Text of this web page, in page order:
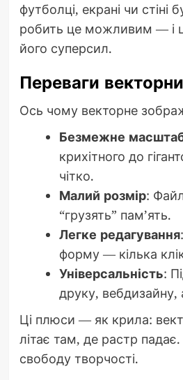
футболці, екрані чи стіні
робить це можливим — і
його суперсил.
Переваги
Ось чому векторне
Безмежне
крихітного до
чітко.
Малий розмір:
“грузять” пам’ять.
Легке редагування
форму — кілька
Універсальність:
друку, вебдизайну,
Ці плюси — як крила:
літає там, де растр
свободу творчості.